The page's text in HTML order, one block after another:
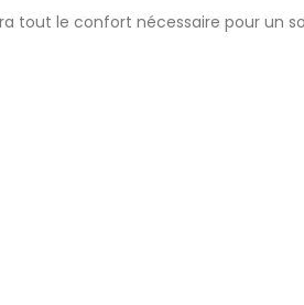
tout le confort nécessaire pour un